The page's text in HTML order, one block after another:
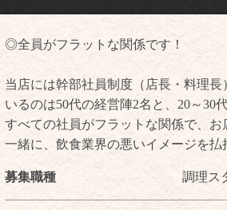
◎全員がフラットな関係です！
当店には幹部社員制度（店長・料理長
いるのは50代の経営陣2名と、20～30
すべての社員がフラットな関係で、お
一緒に、飲食業界の悪いイメージを払
募集職種 調理ス